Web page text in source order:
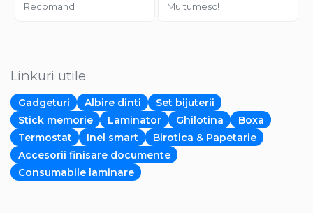
Recomand
Multumesc!
Linkuri utile
Gadgeturi Albire dinti
Set bijuterii
Stick memorie
Laminator Ghilotina
Boxa
Termostat
Inel smart
Birotica & Papetarie
Accesorii finisare documente
Consumabile laminare